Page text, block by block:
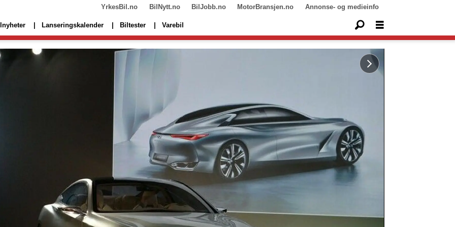
YrkesBil.no BilNytt.no BilJobb.no MotorBransjen.no Annonse- og medieinfo
Lanseringskalender Biltester Varebil